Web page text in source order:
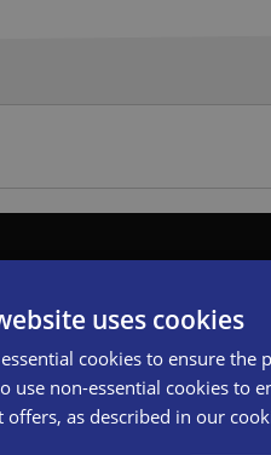
2500 a 3000 mm.
su misura per il cliente.
1570-1 - marchiato CE.
in movimento.
sovraccarico.
della piattaforma.
uses cookies
cookies to ensure
use non-essential cookies to
offers, as described in our